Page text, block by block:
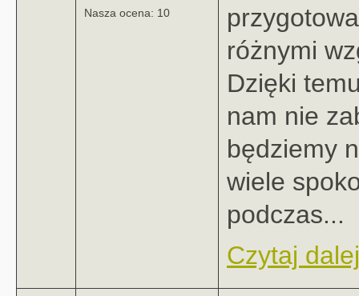
Nasza ocena: 10
różnymi
Dzięki
nam nie
będziemy
wiele
podczas...
Czytaj